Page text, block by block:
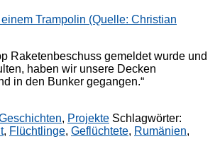
Raketenbeschuss gemeldet wurde und
haben wir unsere Decken
in den Bunker gegangen.“
, Projekte Schlagwörter:
, Flüchtlinge, Geflüchtete, Rumänien,